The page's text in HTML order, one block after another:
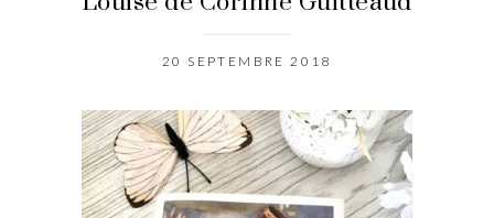
20 SEPTEMBRE 2018